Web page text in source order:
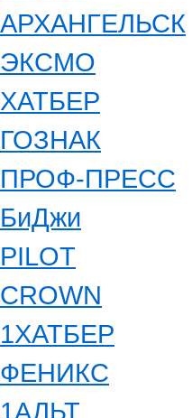
АРХАНГЕЛЬСК
ЭКСМО
ХАТБЕР
ГОЗНАК
ПРОФ-ПРЕСС
БиДжи
PILOT
CROWN
1ХАТБЕР
ФЕНИКС
1АЛЬТ